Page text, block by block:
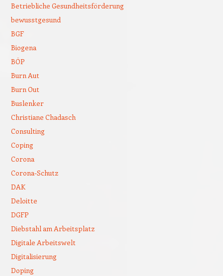
Betriebliche Gesundheitsförderung
bewusstgesund
BGF
Biogena
BÖP
Burn Aut
Burn Out
Buslenker
Christiane Chadasch
Consulting
Coping
Corona
Corona-Schutz
DAK
Deloitte
DGFP
Diebstahl am Arbeitsplatz
Digitale Arbeitswelt
Digitalisierung
Doping